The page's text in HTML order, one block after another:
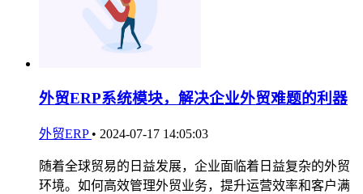
外贸ERP系统模块，解决企业外贸难题的利器
外贸ERP • 2024-07-17 14:05:03
随着全球贸易的日益发展，企业面临着日益复杂的外贸
环境。如何高效管理外贸业务，提升运营效率和客户满